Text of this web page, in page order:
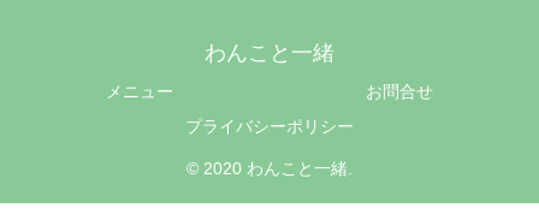
わんこと一緒
メニュー
お問合せ
プライバシーポリシー
© 2020 わんこと一緒.